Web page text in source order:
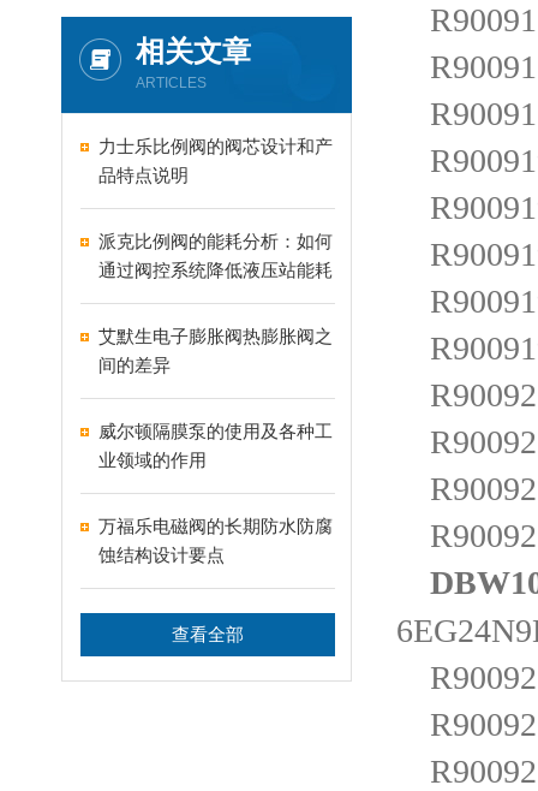
相关文章
ARTICLES
力士乐比例阀的阀芯设计和产
品特点说明
派克比例阀的能耗分析：如何
通过阀控系统降低液压站能耗
艾默生电子膨胀阀热膨胀阀之
间的差异
威尔顿隔膜泵的使用及各种工
业领域的作用
万福乐电磁阀的长期防水防腐
蚀结构设计要点
查看全部